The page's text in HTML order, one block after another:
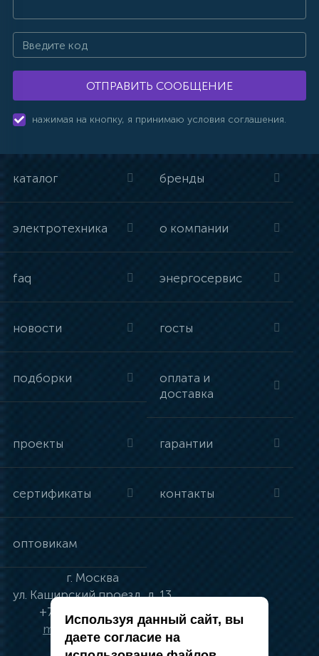
ОТПРАВИТЬ СООБЩЕНИЕ
нажимая на кнопку, я принимаю условия соглашения.
каталог бренды
электротехника о компании
faq энергосервис
новости госты
подборки
оплата и
доставка
проекты гарантии
сертификаты контакты
оптовикам
г. Москва
ул. Каширский проезд, д. 13
+7 (495) 134-41-83
moskva@vincci.ru
Используя данный сайт, вы
даете согласие на